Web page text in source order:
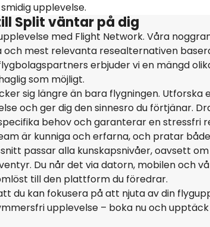
upplevelse.
Split väntar på dig
med Flight Network. Våra
mest relevanta resealternativen
erbjuder vi en mängd
som möjligt.
sig längre än bara flygningen. Utforska
och ger dig den sinnesro du förtjänar.
behov och garanterar en stressfri
är kunniga och erfarna, och pratar
passar alla kunskapsnivåer, oavsett
Du når det via datorn, mobilen och
till den plattform du föredrar.
du kan fokusera på att njuta av din
upplevelse – boka nu och